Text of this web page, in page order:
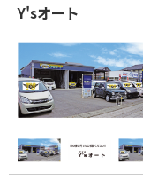
Y'sオート